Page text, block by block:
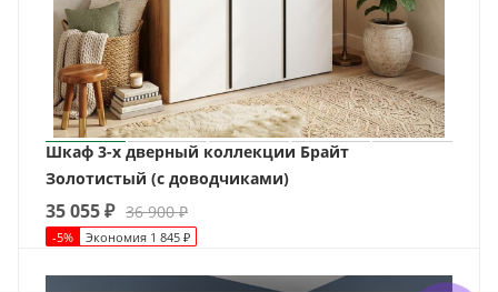
Шкаф 3-х дверный коллекции Брайт
Золотистый (с доводчиками)
35 055₽ 36 900₽
-5% Экономия 1 845 ₽